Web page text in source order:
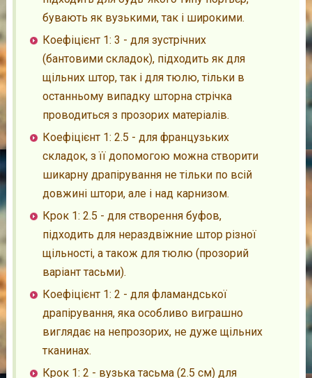
бувають як вузькими, так і широкими.
Коефіцієнт 1: 3 - для зустрічних
(бантовими складок), підходить як для
щільних штор, так і для тюлю, тільки в
останньому випадку шторна стрічка
проводиться з прозорих матеріалів.
Коефіцієнт 1: 2.5 - для французьких
складок, з її допомогою можна створити
шикарну драпірування не тільки по всій
довжині штори, але і над карнизом.
Крок 1: 2.5 - для створення буфов,
підходить для нераздвіжние штор різної
щільності, а також для тюлю (прозорий
варіант тасьми).
Коефіцієнт 1: 2 - для фламандської
драпірування, яка особливо виграшно
виглядає на непрозорих, не дуже щільних
тканинах.
Крок 1: 2 - вузька тасьма (2.5 см) для